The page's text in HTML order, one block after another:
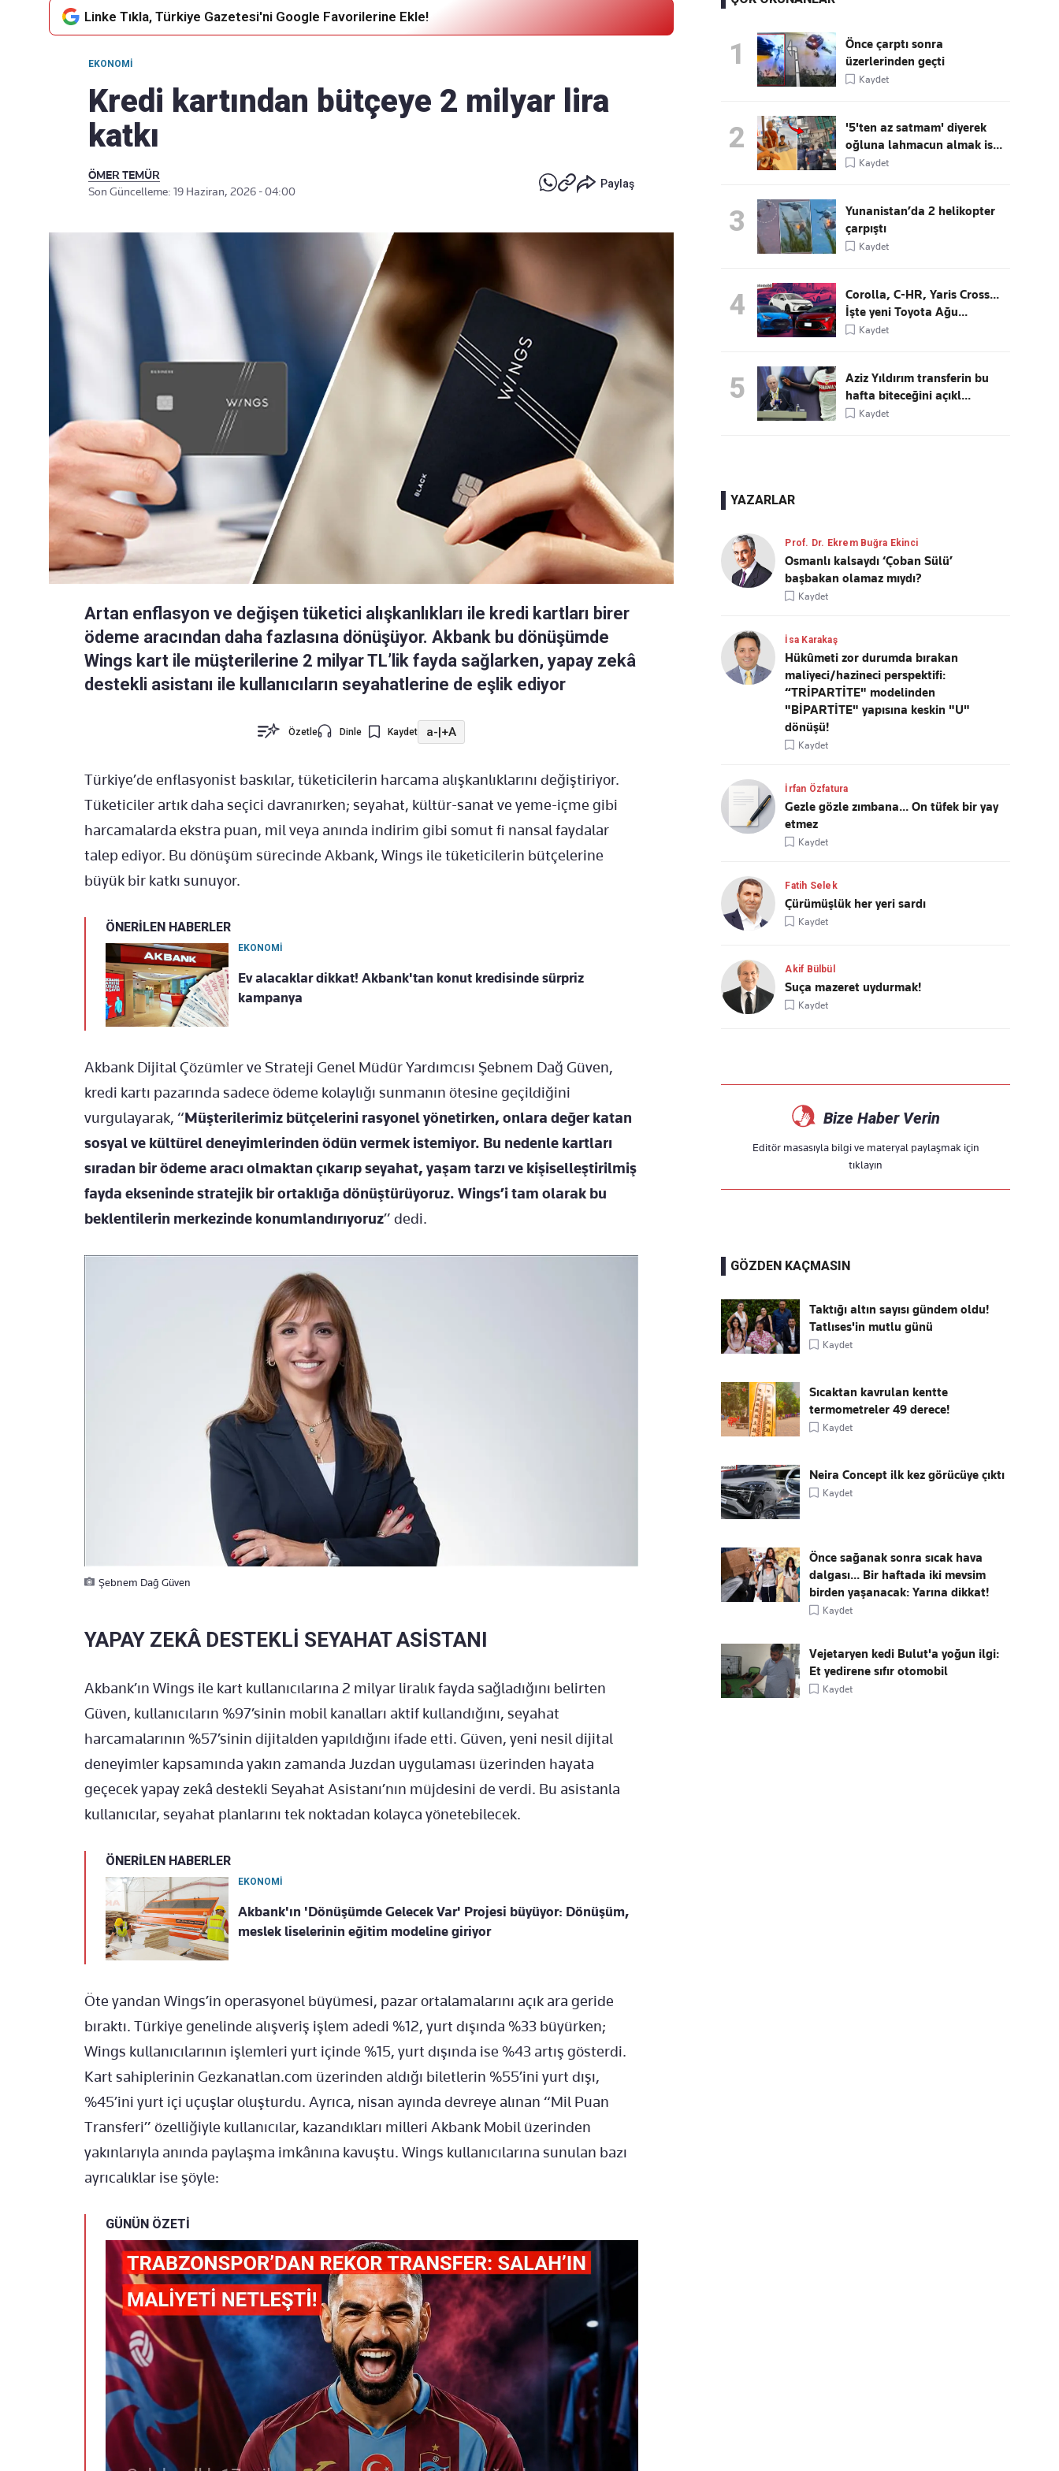
akışımıza ulaşın
göndermek için tıklayın
Kaçırmayın
Ücretsiz üye olun, gündemi
Linke Tıkla, Türkiye Gazetesi'ni Google Favorilerine Ekle!
EKONOMI
Kredi kartından bütçeye 2 milyar lira
katkı
ÖMER TEMÜR
Son Güncelleme: 19 Haziran, 2026 - 04:00
Paylaş
Artan enflasyon ve değişen tüketici alışkanlıkları ile kredi kartları birer
ödeme aracından daha fazlasına dönüşüyor. Akbank bu dönüşümde
Wings kart ile müşterilerine 2 milyar TL’lik fayda sağlarken, yapay zekâ
destekli asistanı ile kullanıcıların seyahatlerine de eşlik ediyor
Özetle Dinle Kaydet a-|+A
Türkiye’de enflasyonist baskılar, tüketicilerin harcama alışkanlıklarını değiştiriyor.
Tüketiciler artık daha seçici davranırken; seyahat, kültür-sanat ve yeme-içme gibi
harcamalarda ekstra puan, mil veya anında indirim gibi somut fi nansal faydalar
talep ediyor. Bu dönüşüm sürecinde Akbank, Wings ile tüketicilerin bütçelerine
büyük bir katkı sunuyor.
ÖNERİLEN HABERLER
EKONOMİ
Ev alacaklar dikkat! Akbank'tan konut kredisinde sürpriz
kampanya
Akbank Dijital Çözümler ve Strateji Genel Müdür Yardımcısı Şebnem Dağ Güven,
kredi kartı pazarında sadece ödeme kolaylığı sunmanın ötesine geçildiğini
vurgulayarak, “Müşterilerimiz bütçelerini rasyonel yönetirken, onlara değer katan
sosyal ve kültürel deneyimlerinden ödün vermek istemiyor. Bu nedenle kartları
sıradan bir ödeme aracı olmaktan çıkarıp seyahat, yaşam tarzı ve kişiselleştirilmiş
fayda ekseninde stratejik bir ortaklığa dönüştürüyoruz. Wings’i tam olarak bu
beklentilerin merkezinde konumlandırıyoruz” dedi.
Şebnem Dağ Güven
YAPAY ZEKÂ DESTEKLİ SEYAHAT ASİSTANI
Akbank’ın Wings ile kart kullanıcılarına 2 milyar liralık fayda sağladığını belirten
Güven, kullanıcıların %97’sinin mobil kanalları aktif kullandığını, seyahat
harcamalarının %57’sinin dijitalden yapıldığını ifade etti. Güven, yeni nesil dijital
deneyimler kapsamında yakın zamanda Juzdan uygulaması üzerinden hayata
geçecek yapay zekâ destekli Seyahat Asistanı’nın müjdesini de verdi. Bu asistanla
kullanıcılar, seyahat planlarını tek noktadan kolayca yönetebilecek.
ÖNERİLEN HABERLER
EKONOMİ
Akbank'ın 'Dönüşümde Gelecek Var' Projesi büyüyor: Dönüşüm,
meslek liselerinin eğitim modeline giriyor
Öte yandan Wings’in operasyonel büyümesi, pazar ortalamalarını açık ara geride
bıraktı. Türkiye genelinde alışveriş işlem adedi %12, yurt dışında %33 büyürken;
Wings kullanıcılarının işlemleri yurt içinde %15, yurt dışında ise %43 artış gösterdi.
Kart sahiplerinin Gezkanatlan.com üzerinden aldığı biletlerin %55’ini yurt dışı,
%45’ini yurt içi uçuşlar oluşturdu. Ayrıca, nisan ayında devreye alınan “Mil Puan
Transferi” özelliğiyle kullanıcılar, kazandıkları milleri Akbank Mobil üzerinden
yakınlarıyla anında paylaşma imkânına kavuştu. Wings kullanıcılarına sunulan bazı
ayrıcalıklar ise şöyle:
GÜNÜN ÖZETİ
1
Önce çarptı sonra
üzerlerinden geçti
Kaydet
2
'5'ten az satmam' diyerek
oğluna lahmacun almak is...
Kaydet
3
Yunanistan’da 2 helikopter
çarpıştı
Kaydet
4
Corolla, C-HR, Yaris Cross...
İşte yeni Toyota Ağu...
Kaydet
5
Aziz Yıldırım transferin bu
hafta biteceğini açıkl...
Kaydet
YAZARLAR
Prof. Dr. Ekrem Buğra Ekinci
Osmanlı kalsaydı ‘Çoban Sülü’
başbakan olamaz mıydı?
Kaydet
İsa Karakaş
Hükûmeti zor durumda bırakan
maliyeci/hazineci perspektifi:
“TRİPARTİTE" modelinden
"BİPARTİTE" yapısına keskin "U"
dönüşü!
Kaydet
İrfan Özfatura
Gezle gözle zımbana... On tüfek bir yay
etmez
Kaydet
Fatih Selek
Çürümüşlük her yeri sardı
Kaydet
Akif Bülbül
Suça mazeret uydurmak!
Kaydet
Bize Haber Verin
Editör masasıyla bilgi ve materyal paylaşmak için
tıklayın
GÖZDEN KAÇMASIN
Taktığı altın sayısı gündem oldu!
Tatlıses'in mutlu günü
Kaydet
Sıcaktan kavrulan kentte
termometreler 49 derece!
Kaydet
Neira Concept ilk kez görücüye çıktı
Kaydet
Önce sağanak sonra sıcak hava
dalgası... Bir haftada iki mevsim
birden yaşanacak: Yarına dikkat!
Kaydet
Vejetaryen kedi Bulut'a yoğun ilgi:
Et yedirene sıfır otomobil
Kaydet